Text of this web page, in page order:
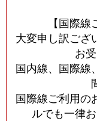
【国際線
大変申し訳ござ
お
国内線、国際線
国際線ご利用の
ルでも一律